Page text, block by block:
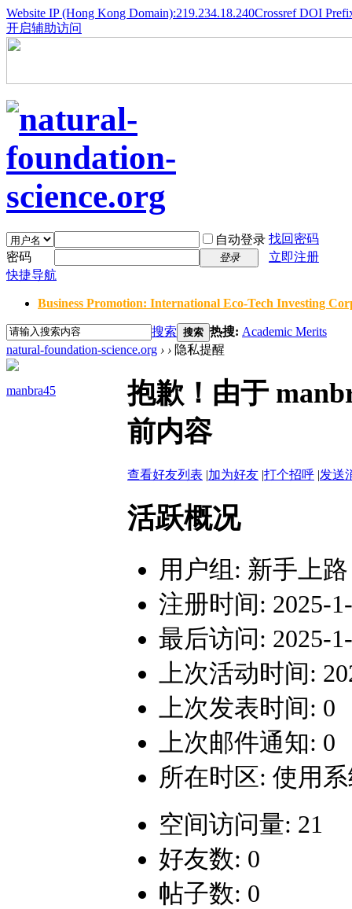
Website IP (Hong Kong Domain):219.234.18.240Crossref DOI
开启辅助访问
自动登录 找回密码
密码
登录
立即注册
快捷导航
Business Promotion: International Eco-Tech Investing
搜索 搜索 热搜: Academic Merits
natural-foundation-science.org › › 隐私提醒
manbra45
抱歉！由于
前内容
查看好友列表 |加为好友 |打个招呼 |发送
活跃概况
用户组: 新手上路
注册时间: 2025-
最后访问: 2025-
上次活动时间:
上次发表时间: 0
上次邮件通知: 0
所在时区: 使用
空间访问量: 21
好友数: 0
帖子数: 0